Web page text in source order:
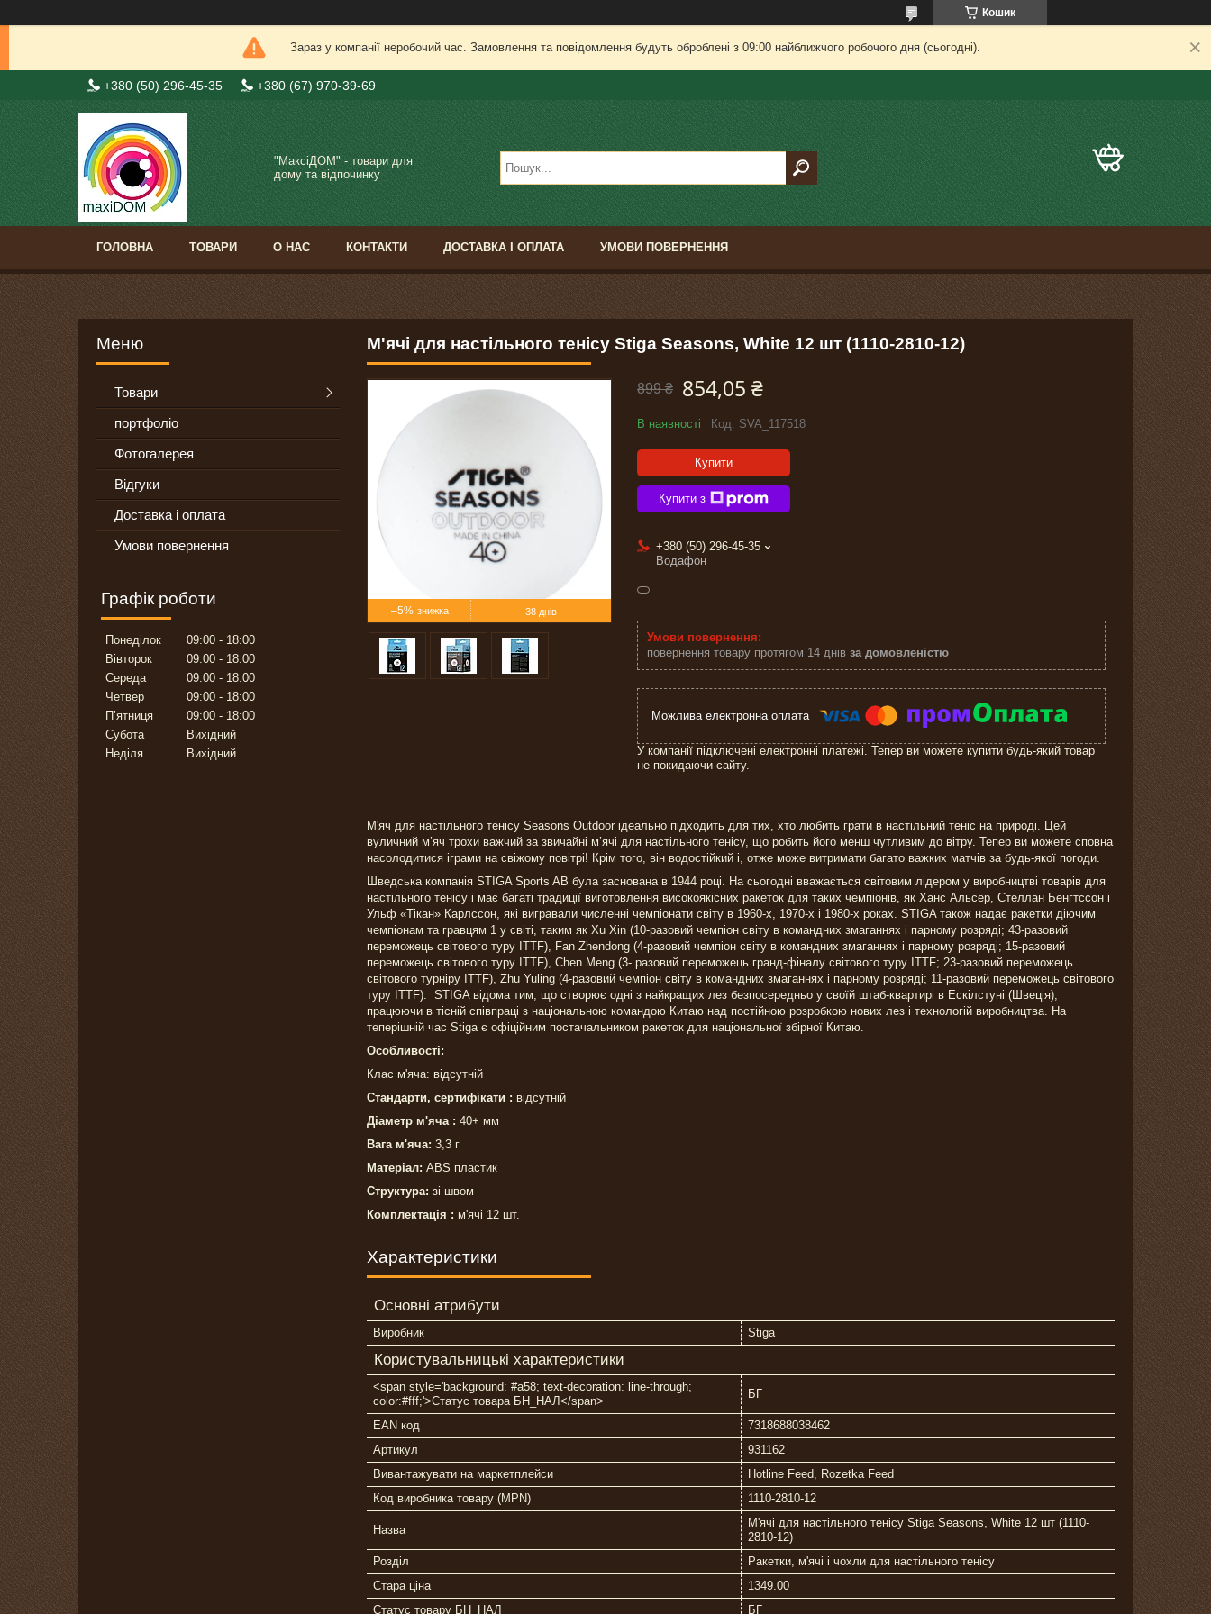
Кошик
Зараз у компанії неробочий час. Замовлення та повідомлення будуть оброблені з 09:00 найближчого робочого дня (сьогодні).
+380 (50) 296-45-35 +380 (67) 970-39-69
"МаксіДОМ" - товари для
дому та відпочинку
ГОЛОВНА ТОВАРИ О НАС КОНТАКТИ ДОСТАВКА І ОПЛАТА УМОВИ ПОВЕРНЕННЯ
М'ячі для настільного тенісу Stiga Seasons, White 12 шт (1110-2810-12)
–5% 38 днів
899 ₴ 854,05 ₴
В наявності Код: SVA_117518
Купити
Купити з
+380 (50) 296-45-35
Водафон
повернення товару протягом 14 днів за домовленістю
У компанії підключені електронні платежі. Тепер ви можете купити будь-який товар
не покидаючи сайту.
М'яч для настільного тенісу Seasons Outdoor ідеально підходить для тих, хто любить грати в настільний теніс на природі. Цей
вуличний м’яч трохи важчий за звичайні м’ячі для настільного тенісу, що робить його менш чутливим до вітру. Тепер ви можете сповна
насолодитися іграми на свіжому повітрі! Крім того, він водостійкий і, отже може витримати багато важких матчів за будь-якої погоди.
Шведська компанія STIGA Sports AB була заснована в 1944 році. На сьогодні вважається світовим лідером у виробництві товарів для
настільного тенісу і має багаті традиції виготовлення високоякісних ракеток для таких чемпіонів, як Ханс Альсер, Стеллан Бенгтссон і
Ульф «Тікан» Карлссон, які вигравали численні чемпіонати світу в 1960-х, 1970-х і 1980-х роках. STIGA також надає ракетки діючим
чемпіонам та гравцям 1 у світі, таким як Xu Xin (10-разовий чемпіон світу в командних змаганнях і парному розряді; 43-разовий
переможець світового туру ITTF), Fan Zhendong (4-разовий чемпіон світу в командних змаганнях і парному розряді; 15-разовий
переможець світового туру ITTF), Chen Meng (3- разовий переможець гранд-фіналу світового туру ITTF; 23-разовий переможець
світового турніру ITTF), Zhu Yuling (4-разовий чемпіон світу в командних змаганнях і парному розряді; 11-разовий переможець світового
туру ITTF). STIGA відома тим, що створює одні з найкращих лез безпосередньо у своїй штаб-квартирі в Ескілстуні (Швеція),
працюючи в тісній співпраці з національною командою Китаю над постійною розробкою нових лез і технологій виробництва. На
теперішній час Stiga є офіційним постачальником ракеток для національної збірної Китаю.
Особливості:
Клас м'яча: відсутній
Стандарти, сертифікати : відсутній
Діаметр м'яча : 40+ мм
Вага м'яча: 3,3 г
Матеріал: ABS пластик
Структура: зі швом
Комплектація : м'ячі 12 шт.
Характеристики
Основні атрибути
Виробник Stiga
Користувальницькі характеристики
<span style='background: #a58; text-decoration: line-through;
color:#fff;'>Статус товара БН_НАЛ</span>
БГ
EAN код
7318688038462
Артикул
931162
Вивантажувати на маркетплейси
Hotline Feed, Rozetka Feed
Код виробника товару (MPN)
1110-2810-12
Назва
М'ячі для настільного тенісу Stiga Seasons, White 12 шт (1110-
2810-12)
Розділ
Ракетки, м'ячі і чохли для настільного тенісу
Стара ціна
1349.00
Статус товару БН_НАЛ
БГ
Товари
портфоліо
Фотогалерея
Відгуки
Доставка і оплата
Умови повернення
Графік роботи
Понеділок 09:00
18:00
Вівторок
09:00
18:00
Середа
09:00
18:00
Четвер
09:00
18:00
Пʼятниця
09:00
18:00
Субота
Вихідний
Неділя
Вихідний